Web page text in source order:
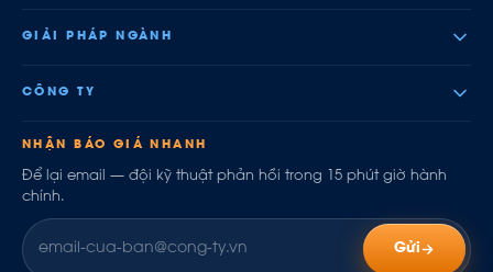
GIẢI PHÁP NGÀNH
CÔNG TY
NHẬN BÁO GIÁ NHANH
Để lại email — đội kỹ thuật phản hồi trong 15 phút giờ hành
chính.
Gửi